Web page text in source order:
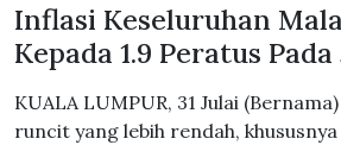
Inflasi Keseluruhan
Kepada 1.9 Peratus
KUALA LUMPUR, 31 Julai
runcit yang lebih rendah,